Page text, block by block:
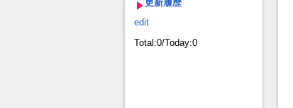
更新履歴
edit
Total:0/Today:0